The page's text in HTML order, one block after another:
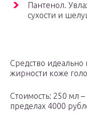
Пантенол.
сухости и
Средство идеально
жирности коже
Стоимость: 250 мл
пределах 4000